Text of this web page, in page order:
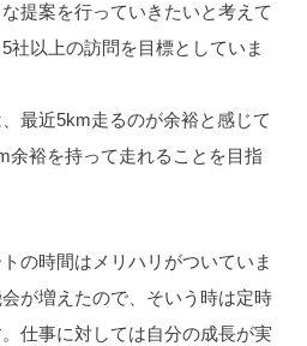
提案を行っていきたいと考えて
社以上の訪問を目標としていま
最近5km走るのが余裕と感じて
余裕を持って走れることを目指
の時間はメリハリがついていま
が増えたので、そいう時は定時
仕事に対しては自分の成長が実